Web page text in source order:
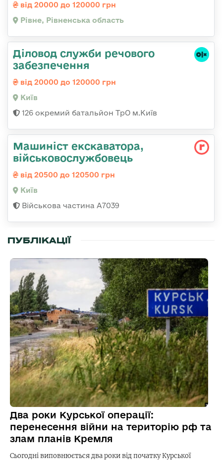
від 20000 до 120000 грн
Рівне, Рівненська область
Діловод служби речового
забезпечення
від 20000 до 120000 грн
Київ
126 окремий батальйон ТрО м.Київ
Машиніст екскаватора,
військовослужбовець
від 20500 до 120500 грн
Київ
Військова частина А7039
ПУБЛІКАЦІЇ
Два роки Курської операції:
перенесення війни на територію рф та
злам планів Кремля
Сьогодні виповнюється два роки від початку Курської